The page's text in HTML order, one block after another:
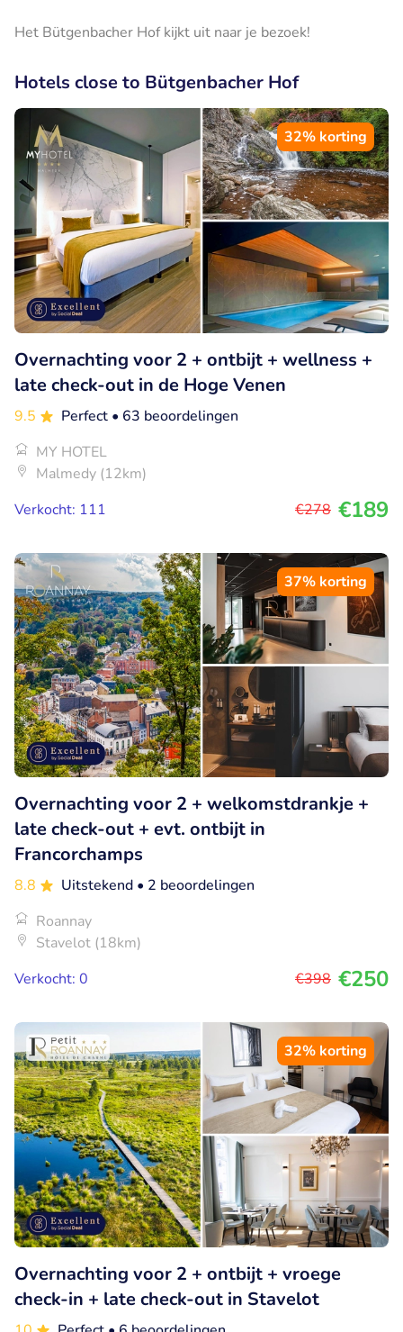
Het Bütgenbacher Hof kijkt uit naar je bezoek!
Hotels close to Bütgenbacher Hof
32% korting
Overnachting voor 2 + ontbijt + wellness +
late check-out in de Hoge Venen
9.5 Perfect • 63 beoordelingen
MY HOTEL
Malmedy (12km)
Verkocht: 111
€278 €189
37% korting
Overnachting voor 2 + welkomstdrankje +
late check-out + evt. ontbijt in
Francorchamps
8.8 Uitstekend • 2 beoordelingen
Roannay
Stavelot (18km)
Verkocht: 0
€398 €250
32% korting
Overnachting voor 2 + ontbijt + vroege
check-in + late check-out in Stavelot